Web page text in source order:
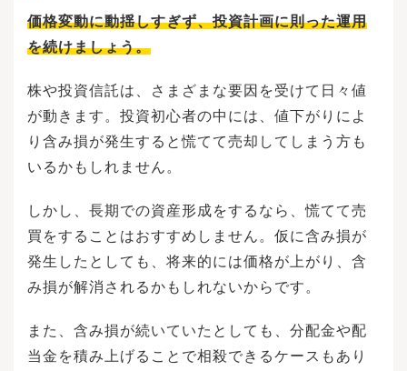
価格変動に動揺しすぎず、投資計画に則った運用
を続けましょう。
株や投資信託は、さまざまな要因を受けて日々値
が動きます。投資初心者の中には、値下がりによ
り含み損が発生すると慌てて売却してしまう方も
いるかもしれません。
しかし、長期での資産形成をするなら、慌てて売
買をすることはおすすめしません。仮に含み損が
発生したとしても、将来的には価格が上がり、含
み損が解消されるかもしれないからです。
また、含み損が続いていたとしても、分配金や配
当金を積み上げることで相殺できるケースもあり